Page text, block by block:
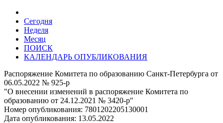
Сегодня
Неделя
Месяц
ПОИСК
КАЛЕНДАРЬ ОПУБЛИКОВАНИЯ
Распоряжение Комитета по образованию Санкт-Петербурга от
06.05.2022 № 925-р
"О внесении изменений в распоряжение Комитета по
образованию от 24.12.2021 № 3420-р"
Номер опубликования: 7801202205130001
Дата опубликования: 13.05.2022